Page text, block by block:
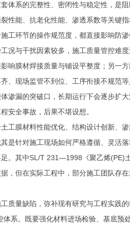
体系的完整性、密闭性与稳定性，是
性能、抗老化性能、渗透系数等关键
工环节的操作规范度，都直接影响防渗
况与干扰因素较多，施工质量管控难
响膜材焊接质量与铺设平整度；另一
、现场监管不到位、工序衔接不规范
渗漏的突破口，长期运行下会逐步扩
安全事故，后果不堪设想。
工膜材料性能优化、结构设计创新
是针对施工现场如何严格遵循、灵活
。其中SL/T 231—1998 《聚乙烯(PE)
，但在实际工程中，部分施工团队存
质量缺陷，弥补现有研究与工程实践
系。既要强化材料进场检验、基底